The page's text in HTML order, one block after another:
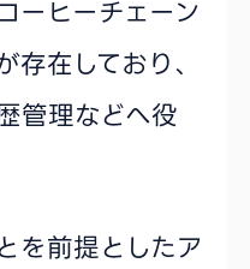
ーヒーチェーン
在しており、
管理などへ役
を前提としたア